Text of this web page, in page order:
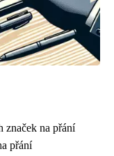
značek na přání
přání